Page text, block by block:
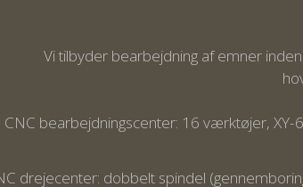
Vi tilbyder bearbejdning af emner
CNC bearbejdningscenter: 16 værktøjer, XY-
drejecenter: dobbelt spindel